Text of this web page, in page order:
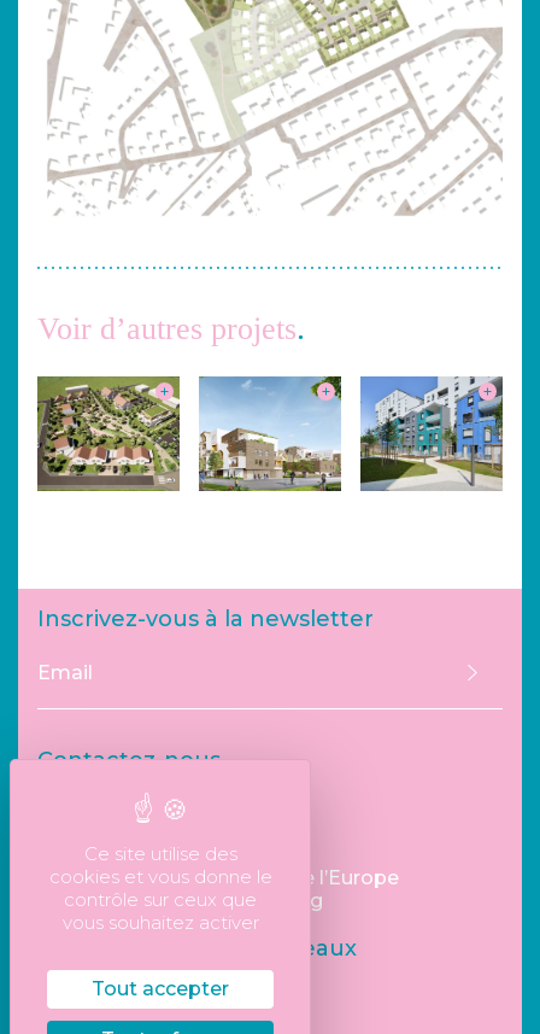
Voir d’autres projets
Inscrivez-vous à la newsletter
Contactez-nous
info67@bik-architecture.fr
Espace Plein Ciel - 5 Allée de l’Europe
67960 Entzheim - Strasbourg
Suivez- nous sur les réseaux
Facebook
Linkedin
Instagram
Ce site utilise des
cookies et vous donne le
contrôle sur ceux que
vous souhaitez activer
Tout accepter